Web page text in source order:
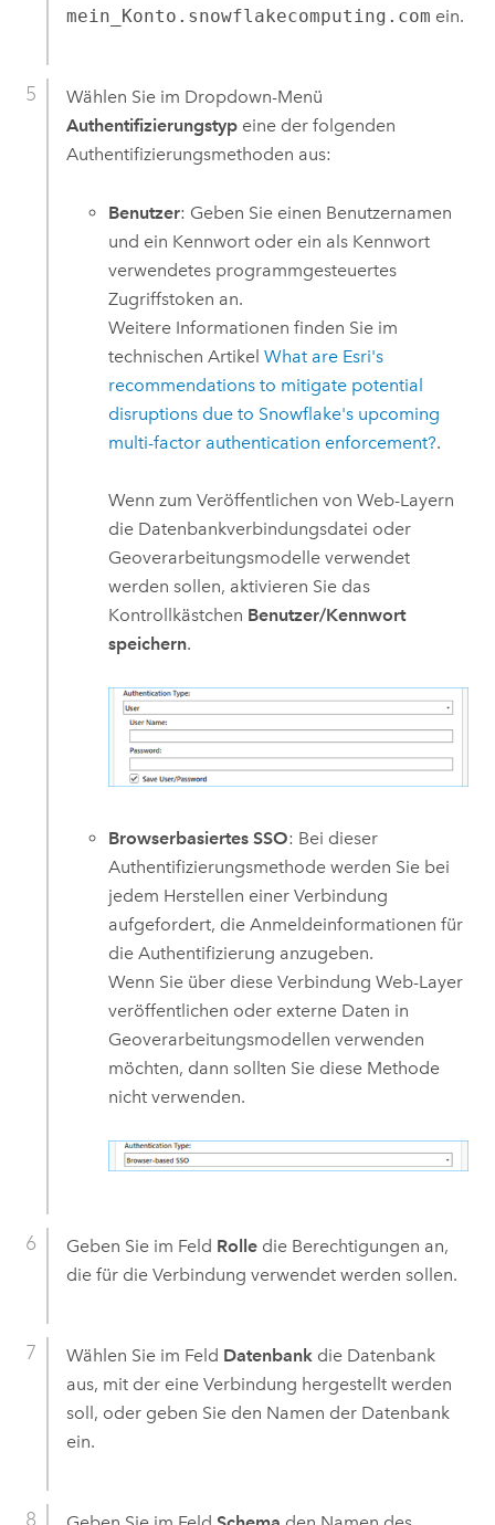
mein_Konto.snowflakecomputing.com ein.
Wählen Sie im Dropdown-Menü
Authentifizierungstypeine der folgenden
Authentifizierungsmethoden aus:
Benutzer: Geben Sie einen Benutzernamen
und ein Kennwort oder ein als Kennwort
verwendetes programmgesteuertes
Zugriffstoken an.
Weitere Informationen finden Sie im
technischen ArtikelWhat are Esri's
recommendations to mitigate potential
disruptions due to Snowflake's upcoming
multi-factor authentication enforcement?.
Wenn zum Veröffentlichen von Web-Layern
die Datenbankverbindungsdatei oder
Geoverarbeitungsmodelle verwendet
werden sollen, aktivieren Sie das
Kontrollkästchen Benutzer/Kennwort
speichern.
Browserbasiertes SSO: Bei dieser
Authentifizierungsmethode werden Sie bei
jedem Herstellen einer Verbindung
aufgefordert, die Anmeldeinformationen für
die Authentifizierung anzugeben.
Wenn Sie über diese Verbindung Web-Layer
veröffentlichen oder externe Daten in
Geoverarbeitungsmodellen verwenden
möchten, dann sollten Sie diese Methode
nicht verwenden.
Geben Sie im Feld Rolledie Berechtigungen an,
die für die Verbindung verwendet werden sollen.
Wählen Sie im Feld Datenbankdie Datenbank
aus, mit der eine Verbindung hergestellt werden
soll, oder geben Sie den Namen der Datenbank
ein.